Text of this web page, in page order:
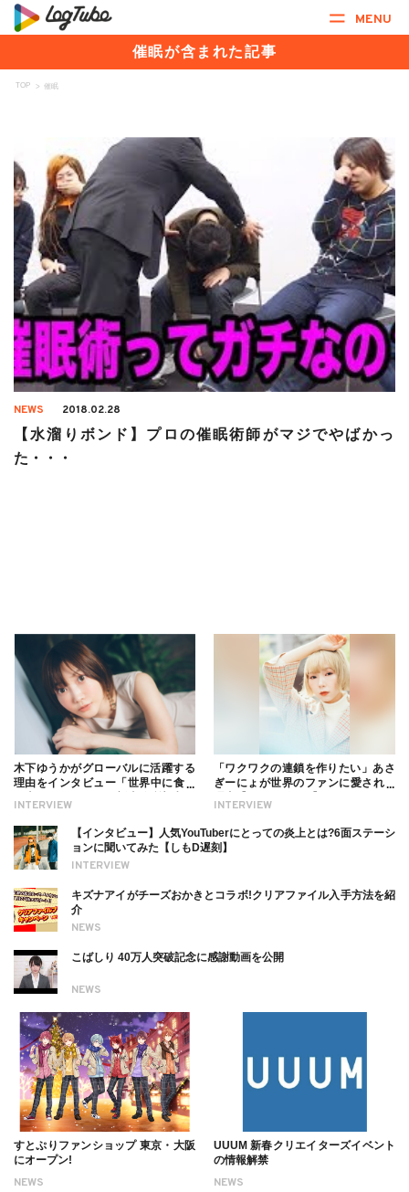
MENU
催眠が含まれた記事
TOP > 催眠
NEWS 2018.02.28
【水溜りボンド】プロの催眠術師がマジでやばかっ
た・・・
INTERVIEW
木下ゆうかがグローバルに活躍する
理由をインタビュー「世界中に食べ
ついても
INTERVIEW
「ワクワクの連鎖を作りたい」あさ
ぎーにょが世界のファンに愛される
INTERVIEW
【インタビュー】人気YouTuberにとっての炎上とは?6面ステーシ
ョンに聞いてみた【しもD遅刻】
NEWS
キズナアイがチーズおかきとコラボ!クリアファイル入手方法を紹
介
NEWS
こばしり 40万人突破記念に感謝動画を公開
NEWS
すとぷりファンショップ 東京・大阪
にオープン!
NEWS
UUUM 新春クリエイターズイベント
の情報解禁